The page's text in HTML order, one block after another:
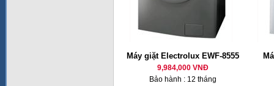
Máy giặt Electrolux EWF-8555
9,984,000 VNĐ
Bảo hành : 12 tháng